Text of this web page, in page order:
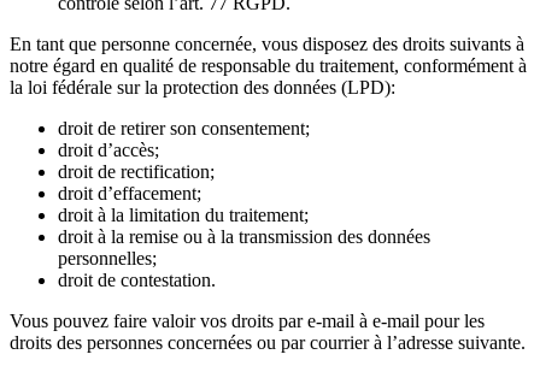
En tant que personne concernée, vous disposez des droits suivants à
notre égard en qualité de responsable du traitement, conformément à
la loi fédérale sur la protection des données (LPD):
droit de retirer son consentement;
droit d’accès;
droit de rectification;
droit d’effacement;
droit à la limitation du traitement;
droit à la remise ou à la transmission des données
personnelles;
droit de contestation.
Vous pouvez faire valoir vos droits par e-mail à e-mail pour les
droits des personnes concernées ou par courrier à l’adresse suivante.